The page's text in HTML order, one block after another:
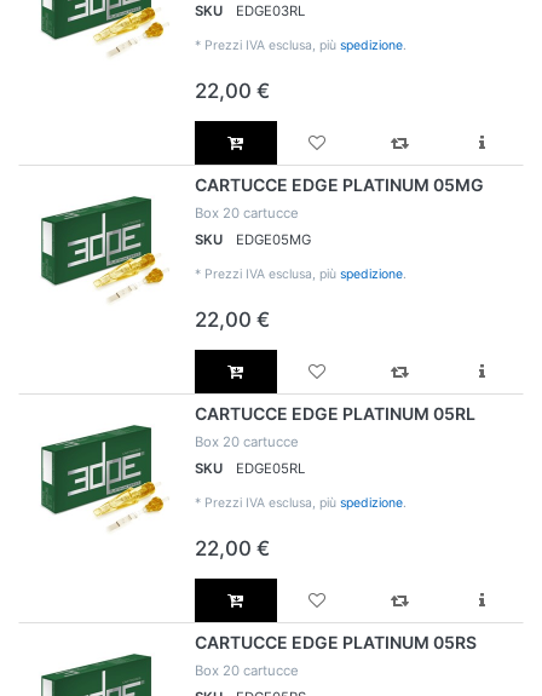
SKU
EDGE03RL
* Prezzi IVA esclusa, più spedizione.
22,00 €
CARTUCCE EDGE PLATINUM 05MG
Box 20 cartucce
SKU
EDGE05MG
* Prezzi IVA esclusa, più spedizione.
22,00 €
CARTUCCE EDGE PLATINUM 05RL
Box 20 cartucce
SKU
EDGE05RL
* Prezzi IVA esclusa, più spedizione.
22,00 €
CARTUCCE EDGE PLATINUM 05RS
Box 20 cartucce